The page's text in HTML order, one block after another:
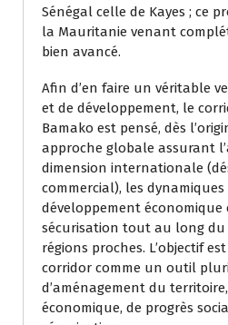
Sénégal celle de Kayes ; ce
la Mauritanie venant
bien avancé.
Afin d’en faire un véritable
et de développement, le
Bamako est pensé, dès
approche globale assurant
dimension internationale
commercial), les
développement économique
sécurisation tout au long du
régions proches. L’objectif
corridor comme un outil
d’aménagement du
économique, de progrès